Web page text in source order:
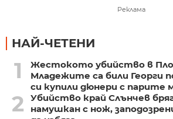
Реклама
НАЙ-ЧЕТЕНИ
1
Жестокото убийство в
Младежите са били Георги
си купили дюнери с парите
2
Убийство край Слънчев
намушкан с нож,